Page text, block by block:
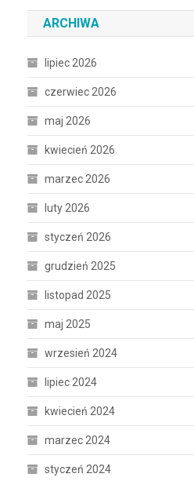
ARCHIWA
lipiec 2026
czerwiec 2026
maj 2026
kwiecień 2026
marzec 2026
luty 2026
styczeń 2026
grudzień 2025
listopad 2025
maj 2025
wrzesień 2024
lipiec 2024
kwiecień 2024
marzec 2024
styczeń 2024